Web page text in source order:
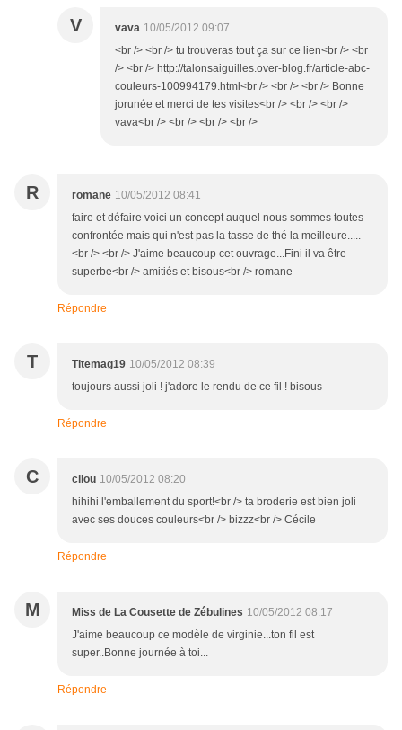
V vava 10/05/2012 09:07
<br /> <br /> tu trouveras tout ça sur ce lien<br /> <br
/> <br /> http://talonsaiguilles.over-blog.fr/article-abc-
couleurs-100994179.html<br /> <br /> <br /> Bonne
jorunée et merci de tes visites<br /> <br /> <br />
vava<br /> <br /> <br /> <br />
R romane 10/05/2012 08:41
faire et défaire voici un concept auquel nous sommes toutes
confrontée mais qui n'est pas la tasse de thé la meilleure.....
<br /> <br /> J'aime beaucoup cet ouvrage...Fini il va être
superbe<br /> amitiés et bisous<br /> romane
Répondre
T Titemag19 10/05/2012 08:39
toujours aussi joli ! j'adore le rendu de ce fil ! bisous
Répondre
C cilou 10/05/2012 08:20
hihihi l'emballement du sport!<br /> ta broderie est bien joli
avec ses douces couleurs<br /> bizzz<br /> Cécile
Répondre
M Miss de La Cousette de Zébulines 10/05/2012 08:17
J'aime beaucoup ce modèle de virginie...ton fil est
super..Bonne journée à toi...
Répondre